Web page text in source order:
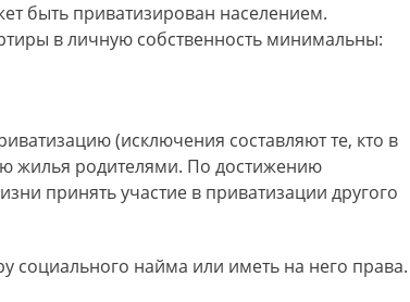
быть приватизирован населением.
в личную собственность минимальны:
(исключения составляют те, кто в
жилья родителями. По достижению
принять участие в приватизации другого
социального найма или иметь на него права.